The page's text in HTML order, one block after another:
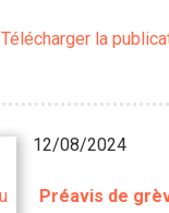
Télécharger la
12/08/2024
Préavis de